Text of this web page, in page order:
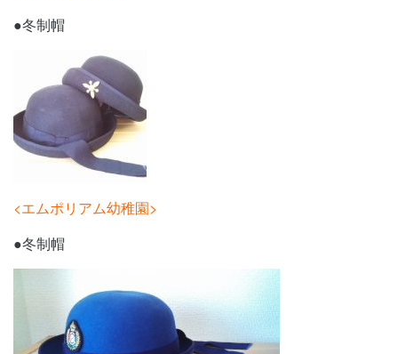
●冬制帽
<エムポリアム幼稚園>
●冬制帽